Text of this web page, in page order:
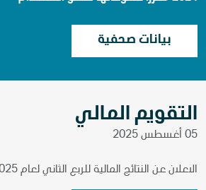
بيانات صحفية
التقويم المالي
05 أغسطس 2025
الاعلان عن النتائج المالية للربع الثاني لعام 2025